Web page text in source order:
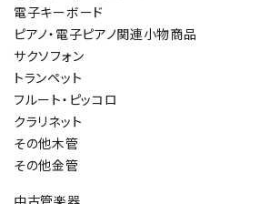
電子キーボード
ピアノ・電子ピアノ関連小物商品
サクソフォン
トランペット
フルート・ピッコロ
クラリネット
その他木管
その他金管
中古管楽器